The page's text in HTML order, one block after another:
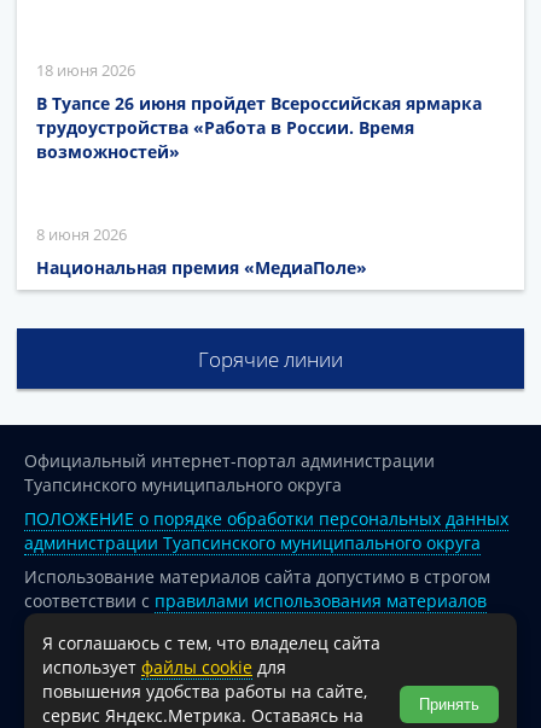
18 июня 2026
В Туапсе 26 июня пройдет Всероссийская ярмарка
трудоустройства «Работа в России. Время
возможностей»
8 июня 2026
Национальная премия «МедиаПоле»
Горячие линии
Официальный интернет-портал администрации
Туапсинского муниципального округа
ПОЛОЖЕНИЕ о порядке обработки персональных данных
администрации Туапсинского муниципального округа
Использование материалов сайта допустимо в строгом
соответствии с правилами использования материалов
опубликованных на сайте
При перепечатке и использовании информации ссылка
на источник обязательна.
Для сайтов и страниц сети Интернет обязательна
Я соглашаюсь с тем, что владелец сайта
использует файлы cookie для
повышения удобства работы на сайте,
сервис Яндекс.Метрика. Оставаясь на
Принять